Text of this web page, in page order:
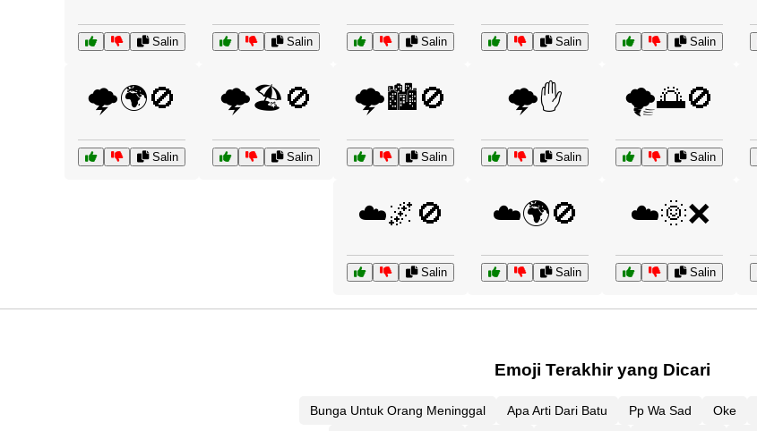
Salin Salin Salin Salin Salin
🌩️🌍🚫
Salin
🌩️🏖️🚫
Salin
🌩️🏙️🚫
Salin
🌩️✋
Salin
🌪️🌅🚫
Salin
☁️🌌🚫
Salin
☁️🌍🚫
Salin
☁️🌞❌
Salin
Emoji Terakhir yang Dicari
Bunga Untuk Orang Meninggal Apa Arti Dari Batu Pp Wa Sad Oke